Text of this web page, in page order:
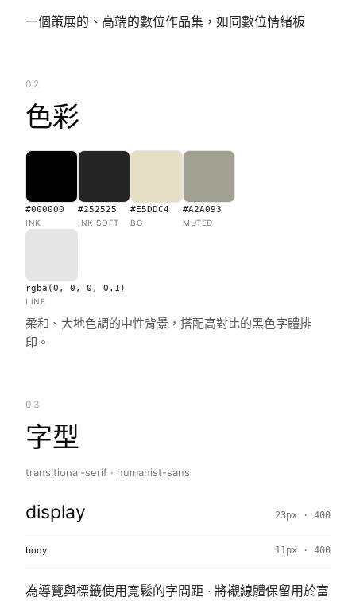
一個策展的、高端的數位作品集，如同數位情緒板
02
色彩
#000000
INK
#252525
INK SOFT
#E5DDC4
BG
#A2A093
MUTED
rgba(0, 0, 0, 0.1)
LINE
柔和、大地色調的中性背景，搭配高對比的黑色字體排
印。
03
字型
transitional-serif · humanist-sans
display 23px · 400
body 11px · 400
為導覽與標籤使用寬鬆的字間距 · 將襯線體保留用於富